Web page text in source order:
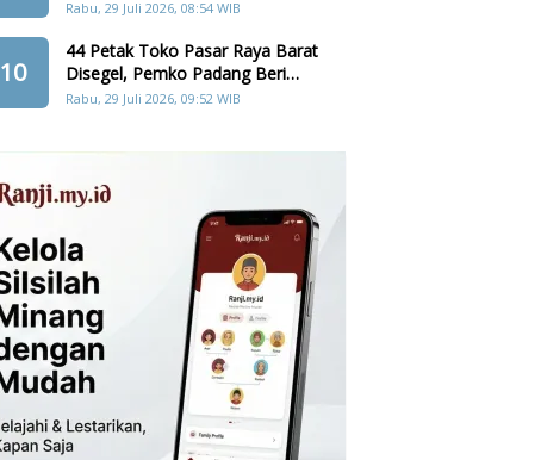
Cadangan Pangan, Air, dan
Rabu, 29 Juli 2026, 08:54 WIB
10
44 Petak Toko Pasar Raya Barat
Disegel, Pemko Padang Beri
Penghapusan Denda Retribusi
Rabu, 29 Juli 2026, 09:52 WIB